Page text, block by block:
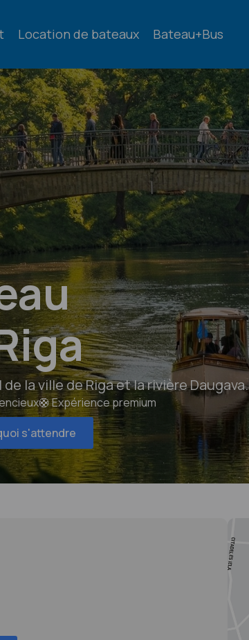
Location de bateaux Bateau+Bus
la ville de Riga et la rivière Daugava.
Expérience premium
s'attendre